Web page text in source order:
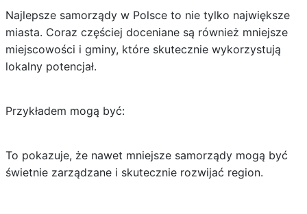
Najlepsze samorządy w Polsce to nie tylko największe
miasta. Coraz częściej doceniane są również mniejsze
miejscowości i gminy, które skutecznie wykorzystują
lokalny potencjał.
Przykładem mogą być:
To pokazuje, że nawet mniejsze samorządy mogą być
świetnie zarządzane i skutecznie rozwijać region.